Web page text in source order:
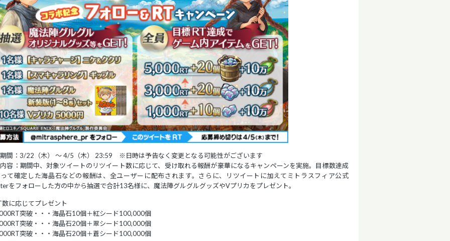
間：3/22（木） 〜 4/5（木） 23:59 ※日時は予告なく変更となる可能性がございます
容：期間中、対象ツイートのリツイート数に応じて、受け取れる報酬が豪華になるキャンペーンを実施。目標数達成
て確定した海晶石などの報酬は、全ユーザーに配布されます。さらに、リツイートに加えてミトラスフィア公式
をフォローした方の中から抽選で合計13名様に、魔法陣グルグルグッズやVプリカをプレゼント。
に応じてプレゼント
突破・・・海晶石10個＋紅シード100,000個
突破・・・海晶石20個＋翠シード100,000個
突破・・・海晶石20個＋蒼シード100,000個